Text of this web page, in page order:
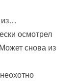
из…
осмотрел
снова из